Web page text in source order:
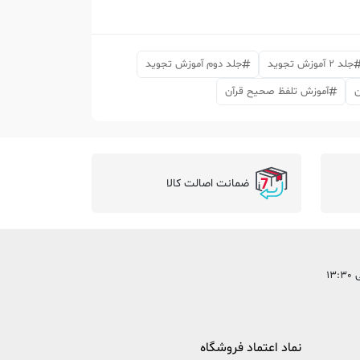
جلد 2 آموزش تجوید
جلد دوم آموزش تجوید
آموزش تلفظ صحیح قرآن
ضمانت اصالت کالا
نماد اعتماد فروشگاه